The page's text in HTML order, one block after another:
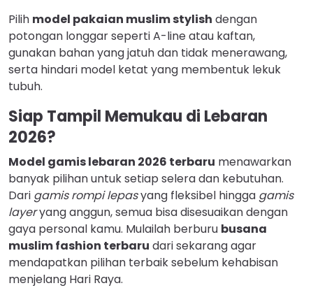
Pilih model pakaian muslim stylish dengan
potongan longgar seperti A-line atau kaftan,
gunakan bahan yang jatuh dan tidak menerawang,
serta hindari model ketat yang membentuk lekuk
tubuh.
Siap Tampil Memukau di Lebaran
2026?
Model gamis lebaran 2026 terbaru menawarkan
banyak pilihan untuk setiap selera dan kebutuhan.
Dari gamis rompi lepasyang fleksibel hingga gamis
layeryang anggun, semua bisa disesuaikan dengan
gaya personal kamu. Mulailah berburu busana
muslim fashion terbaru dari sekarang agar
mendapatkan pilihan terbaik sebelum kehabisan
menjelang Hari Raya.